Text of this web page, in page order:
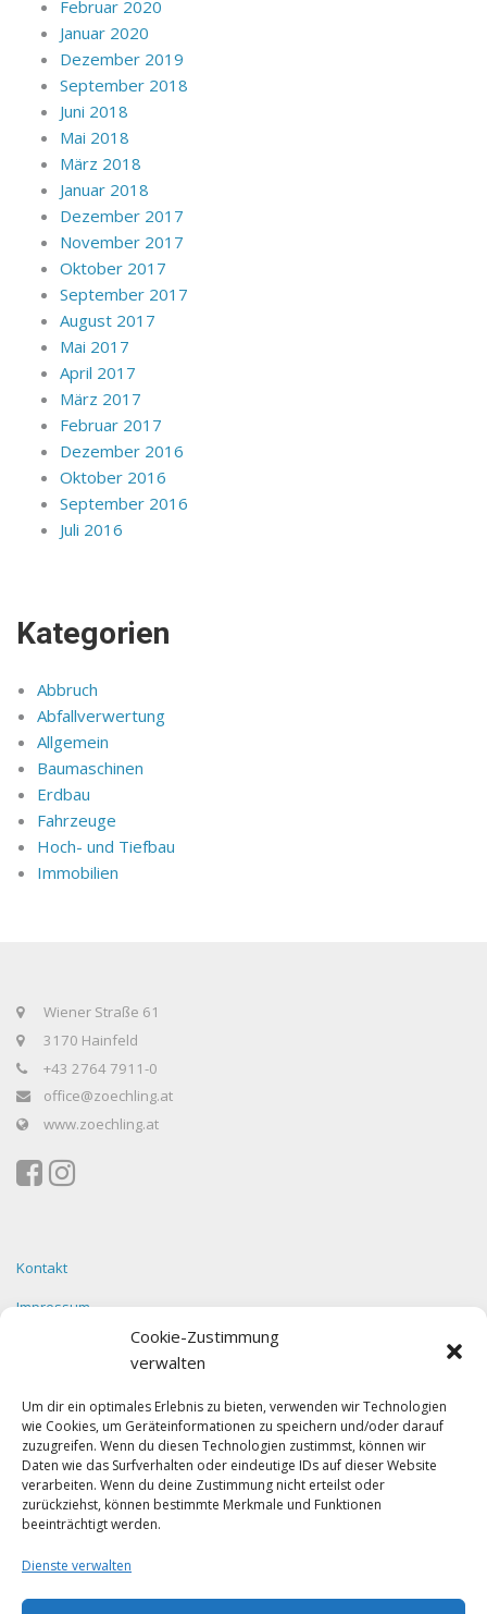
Cookie-Zustimmung
verwalten
Um dir ein optimales Erlebnis zu bieten, verwenden wir Technologien
wie Cookies, um Geräteinformationen zu speichern und/oder darauf
zuzugreifen. Wenn du diesen Technologien zustimmst, können wir
Daten wie das Surfverhalten oder eindeutige IDs auf dieser Website
verarbeiten. Wenn du deine Zustimmung nicht erteilst oder
zurückziehst, können bestimmte Merkmale und Funktionen
beeinträchtigt werden.
Dienste verwalten
Februar 2020
Januar 2020
Dezember 2019
September 2018
Juni 2018
Mai 2018
März 2018
Januar 2018
Dezember 2017
November 2017
Oktober 2017
September 2017
August 2017
Mai 2017
April 2017
März 2017
Februar 2017
Dezember 2016
Oktober 2016
September 2016
Juli 2016
Kategorien
Abbruch
Abfallverwertung
Allgemein
Baumaschinen
Erdbau
Fahrzeuge
Hoch- und Tiefbau
Immobilien
Wiener Straße 61
3170 Hainfeld
+43 2764 7911-0
office@zoechling.at
www.zoechling.at
Kontakt
Impressum
Facebook
Klicke auf "Ich stimme zu", um Facebook